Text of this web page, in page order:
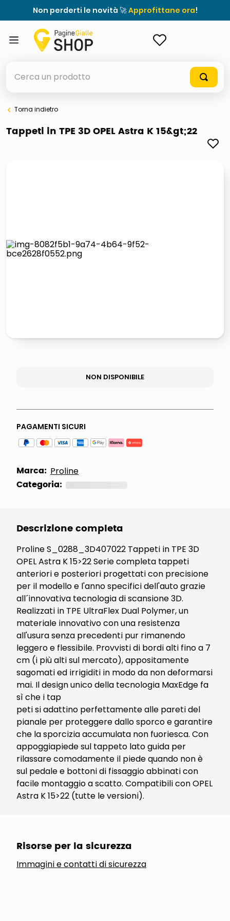
Non perderti le novità 🚀Approfittane ora!
elenchi telefonici
lucidatrice pavimenti
Torna indietro
Tappeti in TPE 3D OPEL Astra K 15&gt;22
NON DISPONIBILE
PAGAMENTI SICURI
Marca: Proline
Categoria: Altri articoli per auto
Descrizione completa
Proline S_0288_3D407022 Tappeti in TPE 3D
OPEL Astra K 15>22 Serie completa tappeti
anteriori e posteriori progettati con precisione
per il modello e l'anno specifici dell'auto grazie
all´innovativa tecnologia di scansione 3D.
Realizzati in TPE UltraFlex Dual Polymer, un
materiale innovativo con una resistenza
all'usura senza precedenti pur rimanendo
leggero e flessibile. Provvisti di bordi alti fino a 7
cm (i più alti sul mercato), appositamente
sagomati ed irrigiditi in modo da non deformarsi
mai. Il design unico della tecnologia MaxEdge fa
sì che i tap
peti si adattino perfettamente alle pareti del
pianale per proteggere dallo sporco e garantire
che la sporcizia accumulata non fuoriesca. Con
appoggiapiede sul tappeto lato guida per
rilassare comodamente il piede quando non è
sul pedale e bottoni di fissaggio abbinati con
facile montaggio a scatto. Compatibili con OPEL
Astra K 15>22 (tutte le versioni).